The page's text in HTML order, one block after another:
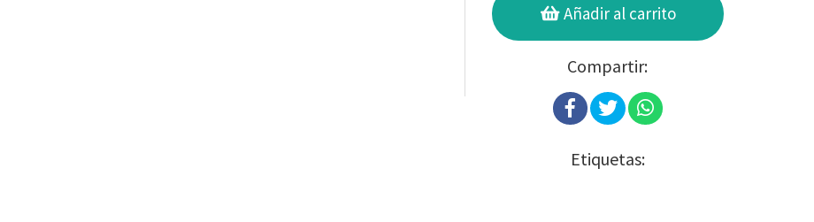
Añadir al carrito
Compartir:
Etiquetas: